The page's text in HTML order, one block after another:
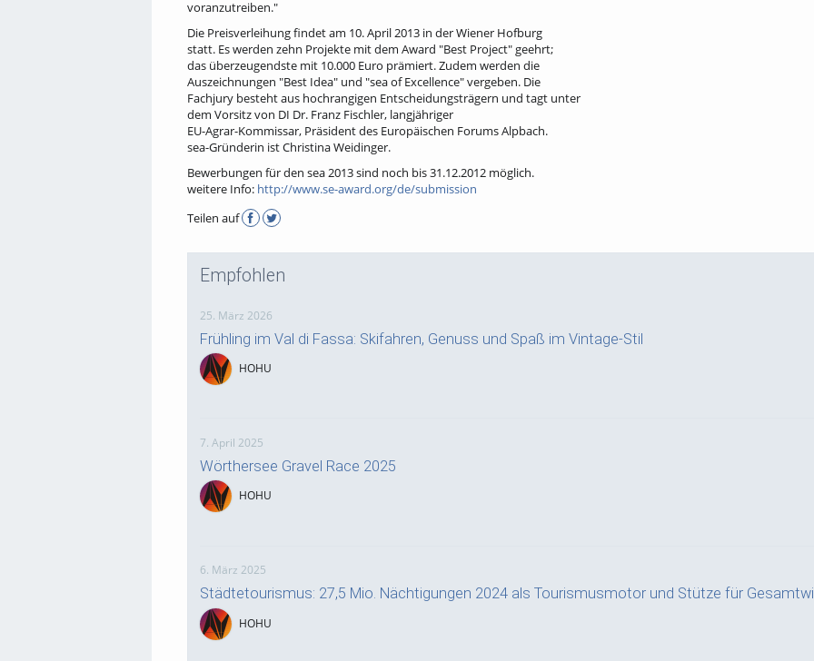
voranzutreiben."
Die Preisverleihung findet am 10. April 2013 in der Wiener Hofburg
statt. Es werden zehn Projekte mit dem Award "Best Project" geehrt;
das überzeugendste mit 10.000 Euro prämiert. Zudem werden die
Auszeichnungen "Best Idea" und "sea of Excellence" vergeben. Die
Fachjury besteht aus hochrangigen Entscheidungsträgern und tagt unter
dem Vorsitz von DI Dr. Franz Fischler, langjähriger
EU-Agrar-Kommissar, Präsident des Europäischen Forums Alpbach.
sea-Gründerin ist Christina Weidinger.
Bewerbungen für den sea 2013 sind noch bis 31.12.2012 möglich.
weitere Info: http://www.se-award.org/de/submission
Teilen auf
Empfohlen
25. März 2026
Frühling im Val di Fassa: Skifahren, Genuss und Spaß im Vintage-Stil
HOHU
7. April 2025
Wörthersee Gravel Race 2025
HOHU
6. März 2025
Städtetourismus: 27,5 Mio. Nächtigungen 2024 als Tourismusmotor und Stütze für
HOHU